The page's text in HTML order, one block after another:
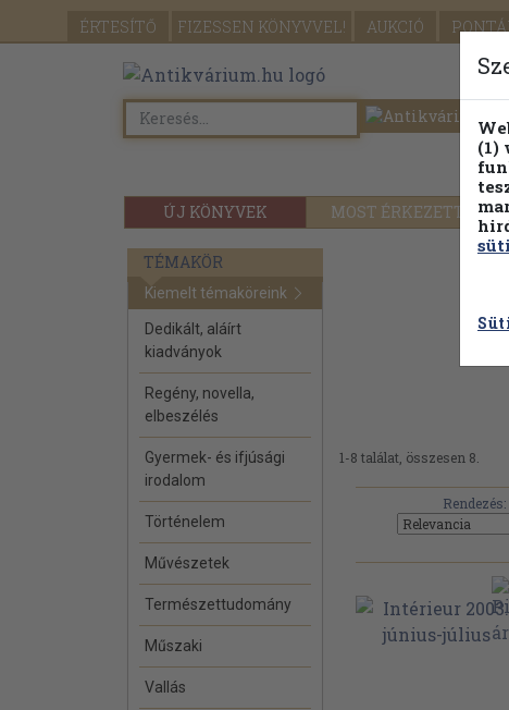
ÉRTESÍTŐ FIZESSEN KÖNYVVEL! AUKCIÓ
ÚJ KÖNYVEK MOST ÉRKEZETT
TÉMAKÖR
Kiemelt témaköreink
Dedikált, aláírt
kiadványok
Regény, novella,
elbeszélés
Gyermek- és ifjúsági
irodalom
Történelem
Művészetek
Természettudomány
Műszaki
Vallás
1-8 találat, összesen 8.
Rendezés:
(1)